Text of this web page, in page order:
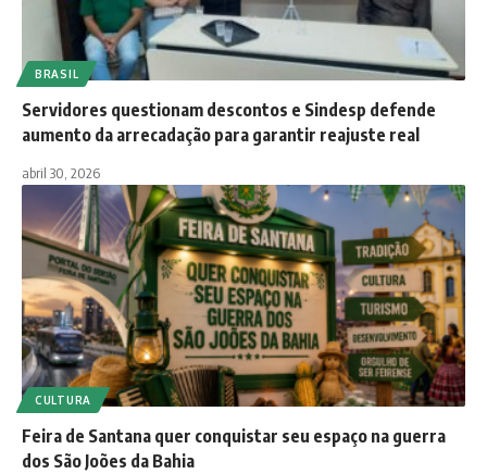
BRASIL
Servidores questionam descontos e Sindesp defende
aumento da arrecadação para garantir reajuste real
abril 30, 2026
CULTURA
Feira de Santana quer conquistar seu espaço na guerra
dos São Joões da Bahia